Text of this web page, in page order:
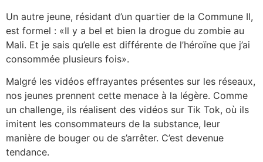
Un autre jeune, résidant d’un quartier de la Commune II,
est formel : «Il y a bel et bien la drogue du zombie au
Mali. Et je sais qu’elle est différente de l’héroïne que j’ai
consommée plusieurs fois».
Malgré les vidéos effrayantes présentes sur les réseaux,
nos jeunes prennent cette menace à la légère. Comme
un challenge, ils réalisent des vidéos sur Tik Tok, où ils
imitent les consommateurs de la substance, leur
manière de bouger ou de s’arrêter. C’est devenue
tendance.